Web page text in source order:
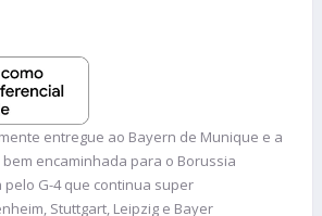
entregue ao Bayern de Munique e a
encaminhada para o Borussia
pelo G-4 que continua super
Stuttgart, Leipzig e Bayer